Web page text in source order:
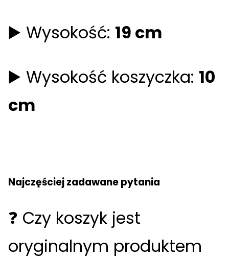
▶️ Wysokość: 19 cm
▶️ Wysokość koszyczka: 10
cm
Najczęściej zadawane pytania
❓ Czy koszyk jest
oryginalnym produktem